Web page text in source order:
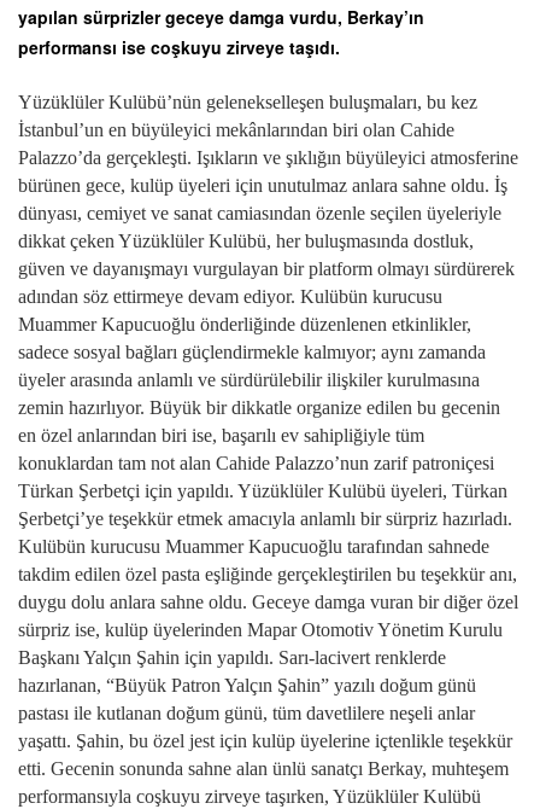
yapılan sürprizler geceye damga vurdu, Berkay’ın
performansı ise coşkuyu zirveye taşıdı.
Yüzüklüler Kulübü’nün gelenekselleşen buluşmaları, bu kez
İstanbul’un en büyüleyici mekânlarından biri olan Cahide
Palazzo’da gerçekleşti. Işıkların ve şıklığın büyüleyici atmosferine
bürünen gece, kulüp üyeleri için unutulmaz anlara sahne oldu. İş
dünyası, cemiyet ve sanat camiasından özenle seçilen üyeleriyle
dikkat çeken Yüzüklüler Kulübü, her buluşmasında dostluk,
güven ve dayanışmayı vurgulayan bir platform olmayı sürdürerek
adından söz ettirmeye devam ediyor. Kulübün kurucusu
Muammer Kapucuoğlu önderliğinde düzenlenen etkinlikler,
sadece sosyal bağları güçlendirmekle kalmıyor; aynı zamanda
üyeler arasında anlamlı ve sürdürülebilir ilişkiler kurulmasına
zemin hazırlıyor. Büyük bir dikkatle organize edilen bu gecenin
en özel anlarından biri ise, başarılı ev sahipliğiyle tüm
konuklardan tam not alan Cahide Palazzo’nun zarif patroniçesi
Türkan Şerbetçi için yapıldı. Yüzüklüler Kulübü üyeleri, Türkan
Şerbetçi’ye teşekkür etmek amacıyla anlamlı bir sürpriz hazırladı.
Kulübün kurucusu Muammer Kapucuoğlu tarafından sahnede
takdim edilen özel pasta eşliğinde gerçekleştirilen bu teşekkür anı,
duygu dolu anlara sahne oldu. Geceye damga vuran bir diğer özel
sürpriz ise, kulüp üyelerinden Mapar Otomotiv Yönetim Kurulu
Başkanı Yalçın Şahin için yapıldı. Sarı-lacivert renklerde
hazırlanan, “Büyük Patron Yalçın Şahin” yazılı doğum günü
pastası ile kutlanan doğum günü, tüm davetlilere neşeli anlar
yaşattı. Şahin, bu özel jest için kulüp üyelerine içtenlikle teşekkür
etti. Gecenin sonunda sahne alan ünlü sanatçı Berkay, muhteşem
performansıyla coşkuyu zirveye taşırken, Yüzüklüler Kulübü